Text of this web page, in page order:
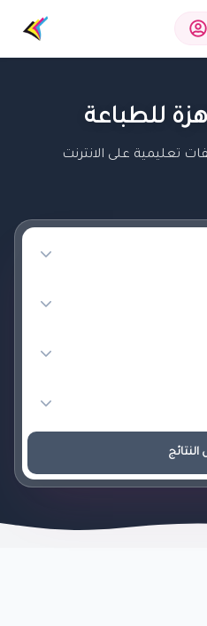
للطباعة
تعليمية على الانترنت